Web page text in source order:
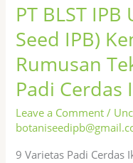
PT BLST
Seed IPB)
Rumusan
Padi Cerdas
Leave a Comment /
9 Varietas Padi Cerdas
PT
BLST
IPB
University
(Botani
Seed
IPB)